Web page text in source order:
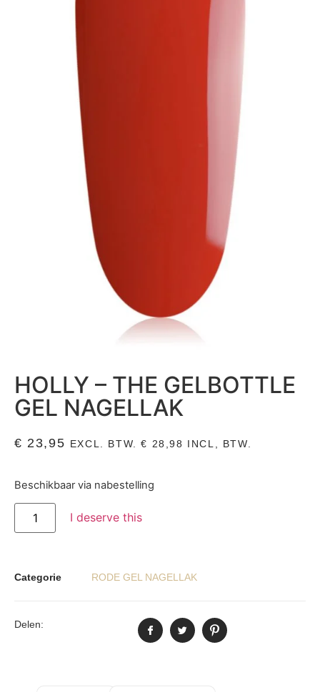
HOLLY – THE GELBOTTLE
GEL NAGELLAK
€ 23,95 EXCL. BTW.€ 28,98 INCL, BTW.
Beschikbaar via nabestelling
I deserve this
Categorie RODE GEL NAGELLAK
Delen: